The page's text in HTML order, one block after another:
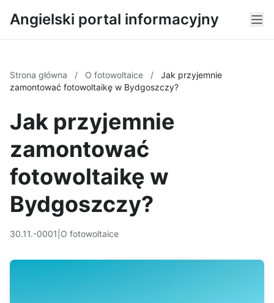
Angielski portal informacyjny
Strona główna / O fotowoltaice /
Jak przyjemnie
zamontować fotowoltaikę w Bydgoszczy?
Jak przyjemnie
zamontować
fotowoltaikę w
Bydgoszczy?
30.11.-0001 O fotowoltaice